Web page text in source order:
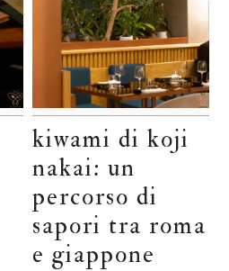
kiwami di koji
nakai: un
percorso di
sapori tra roma
e giappone